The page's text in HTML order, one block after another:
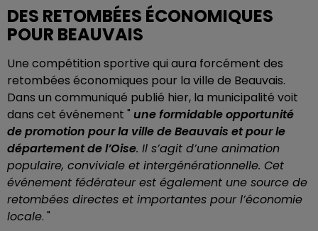
DES RETOMBÉES ÉCONOMIQUES
POUR BEAUVAIS
Une compétition sportive qui aura forcément des
retombées économiques pour la ville de Beauvais.
Dans un communiqué publié hier, la municipalité voit
dans cet événement " une formidable opportunité
de promotion pour la ville de Beauvais et pour le
département de l’Oise. Il s’agit d’une animation
populaire, conviviale et intergénérationnelle. Cet
événement fédérateur est également une source de
retombées directes et importantes pour l’économie
locale. "